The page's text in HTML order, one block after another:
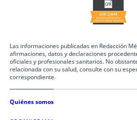
Las informaciones publicadas en Redacción
afirmaciones, datos y declaraciones
oficiales y profesionales sanitarios. No
relacionada con su salud, consulte con su
correspondiente.
Quiénes somos